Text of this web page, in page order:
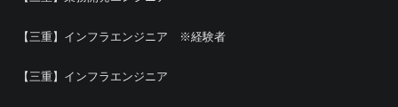
【三重】インフラエンジニア ※経験者
【三重】インフラエンジニア